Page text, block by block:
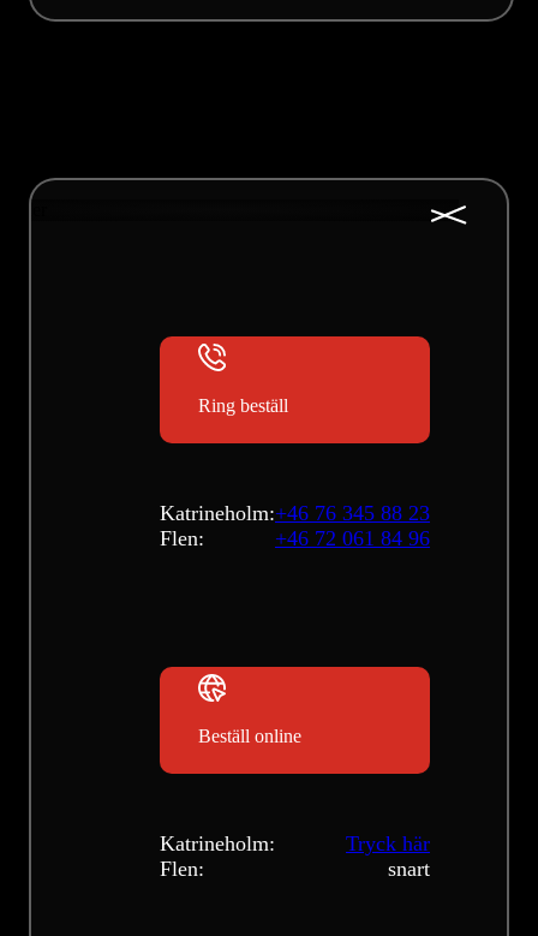
Ring beställ
Katrineholm:+46 76 345 88 23
Flen:
+46 72 061 84 96
Beställ online
Katrineholm:
Tryck här
Flen:
snart